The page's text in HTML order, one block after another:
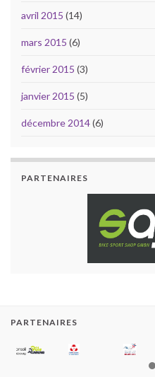
avril 2015 (14)
mars 2015 (6)
février 2015 (3)
janvier 2015 (5)
décembre 2014(6)
PARTENAIRES